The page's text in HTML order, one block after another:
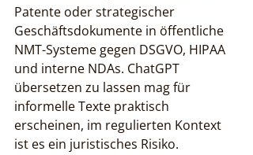
Patente oder strategischer
Geschäftsdokumente in öffentliche
NMT-Systeme gegen DSGVO, HIPAA
und interne NDAs. ChatGPT
übersetzen zu lassen mag für
informelle Texte praktisch
erscheinen, im regulierten Kontext
ist es ein juristisches Risiko.